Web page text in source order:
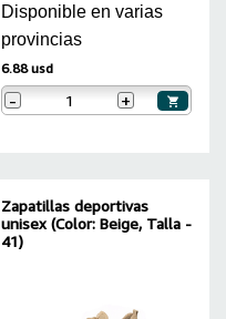
Disponible en varias
provincias
6.88 usd
- +
Zapatillas deportivas
unisex (Color: Beige, Talla -
41)